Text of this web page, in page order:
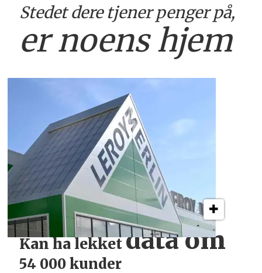
Stedet dere tjener penger på,
ernoens hjem
Kan ha lekketdata om
54 000 kunder